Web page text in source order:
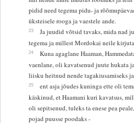
pidid need tegema pidu- ja
üksteisele rooga ja vaestele ande.
23
Ja juudid võtsid tavaks, mida nad
tegema ja millest Mordokai neile
24
Kuna agaglane Haaman,
vaenlane, oli kavatsenud juute hukata
liisku heitnud nende tagakiusamiseks
25
ent asja jõudes kuninga ette oli
käskinud, et Haamani kuri kavatsus,
oli sepitsenud, tuleks ta enese pea
pojad puusse poodaks -